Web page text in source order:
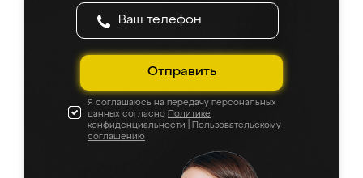
Отправить
Я соглашаюсь на передачу персональных
данных согласно Политике
конфиденциальности
Пользовательскому
соглашению